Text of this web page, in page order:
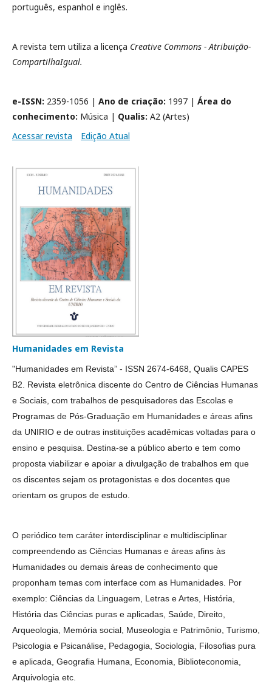
português, espanhol e inglês.
A revista tem utiliza a licença Creative Commons - Atribuição-
CompartilhaIgual.
e-ISSN: 2359-1056 | Ano de criação: 1997 | Área do
conhecimento: Música | Qualis: A2 (Artes)
Acessar revista
Edição Atual
Humanidades em Revista
"Humanidades em Revista” - ISSN 2674-6468, Qualis CAPES
B2. Revista eletrônica discente do Centro de Ciências Humanas
e Sociais, com trabalhos de pesquisadores das Escolas e
Programas de Pós-Graduação em Humanidades e áreas afins
da UNIRIO e de outras instituições acadêmicas voltadas para o
ensino e pesquisa. Destina-se a público aberto e tem como
proposta viabilizar e apoiar a divulgação de trabalhos em que
os discentes sejam os protagonistas e dos docentes que
orientam os grupos de estudo.
O periódico tem caráter interdisciplinar e multidisciplinar
compreendendo as Ciências Humanas e áreas afins às
Humanidades ou demais áreas de conhecimento que
proponham temas com interface com as Humanidades. Por
exemplo: Ciências da Linguagem, Letras e Artes, História,
História das Ciências puras e aplicadas, Saúde, Direito,
Arqueologia, Memória social, Museologia e Patrimônio, Turismo,
Psicologia e Psicanálise, Pedagogia, Sociologia, Filosofias pura
e aplicada, Geografia Humana, Economia, Biblioteconomia,
Arquivologia etc.